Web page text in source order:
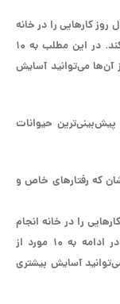
کار‌هایی را در خانه
انجام دهند که اسباب نارضایتی گربه‌شان را فراهم کند. در این مطلب به ۱۰
آن‌ها می‌توانید آسایش
حیوانات
که رفتار‌های خاص و
را در خانه انجام
دهند که اسباب نارضایتی گربه‌شان را فراهم کند. در ادامه به ۱۰ مورد از
آسایش بیشتری